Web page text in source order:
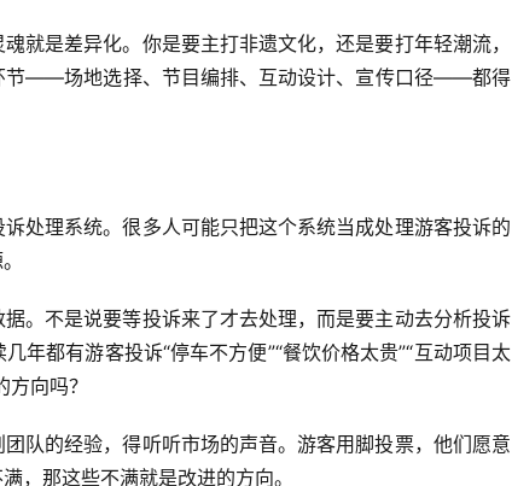
就是差异化。你是要主打非遗文化，还是要打年轻潮流，
节——场地选择、节目编排、互动设计、宣传口径——都得
处理系统。很多人可能只把这个系统当成处理游客投诉的
。不是说要等投诉来了才去处理，而是要主动去分析投诉
年都有游客投诉“停车不方便”“餐饮价格太贵”“互动项目太
向吗？
队的经验，得听听市场的声音。游客用脚投票，他们愿意
，那这些不满就是改进的方向。